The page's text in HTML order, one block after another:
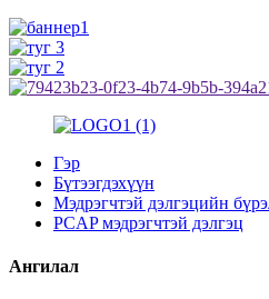
Гэр
Бүтээгдэхүүн
Мэдрэгчтэй дэлгэцийн
PCAP мэдрэгчтэй дэлгэц
Ангилал